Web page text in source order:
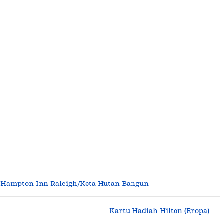
Hampton Inn Raleigh/Kota Hutan Bangun
Kartu Hadiah Hilton (Eropa)